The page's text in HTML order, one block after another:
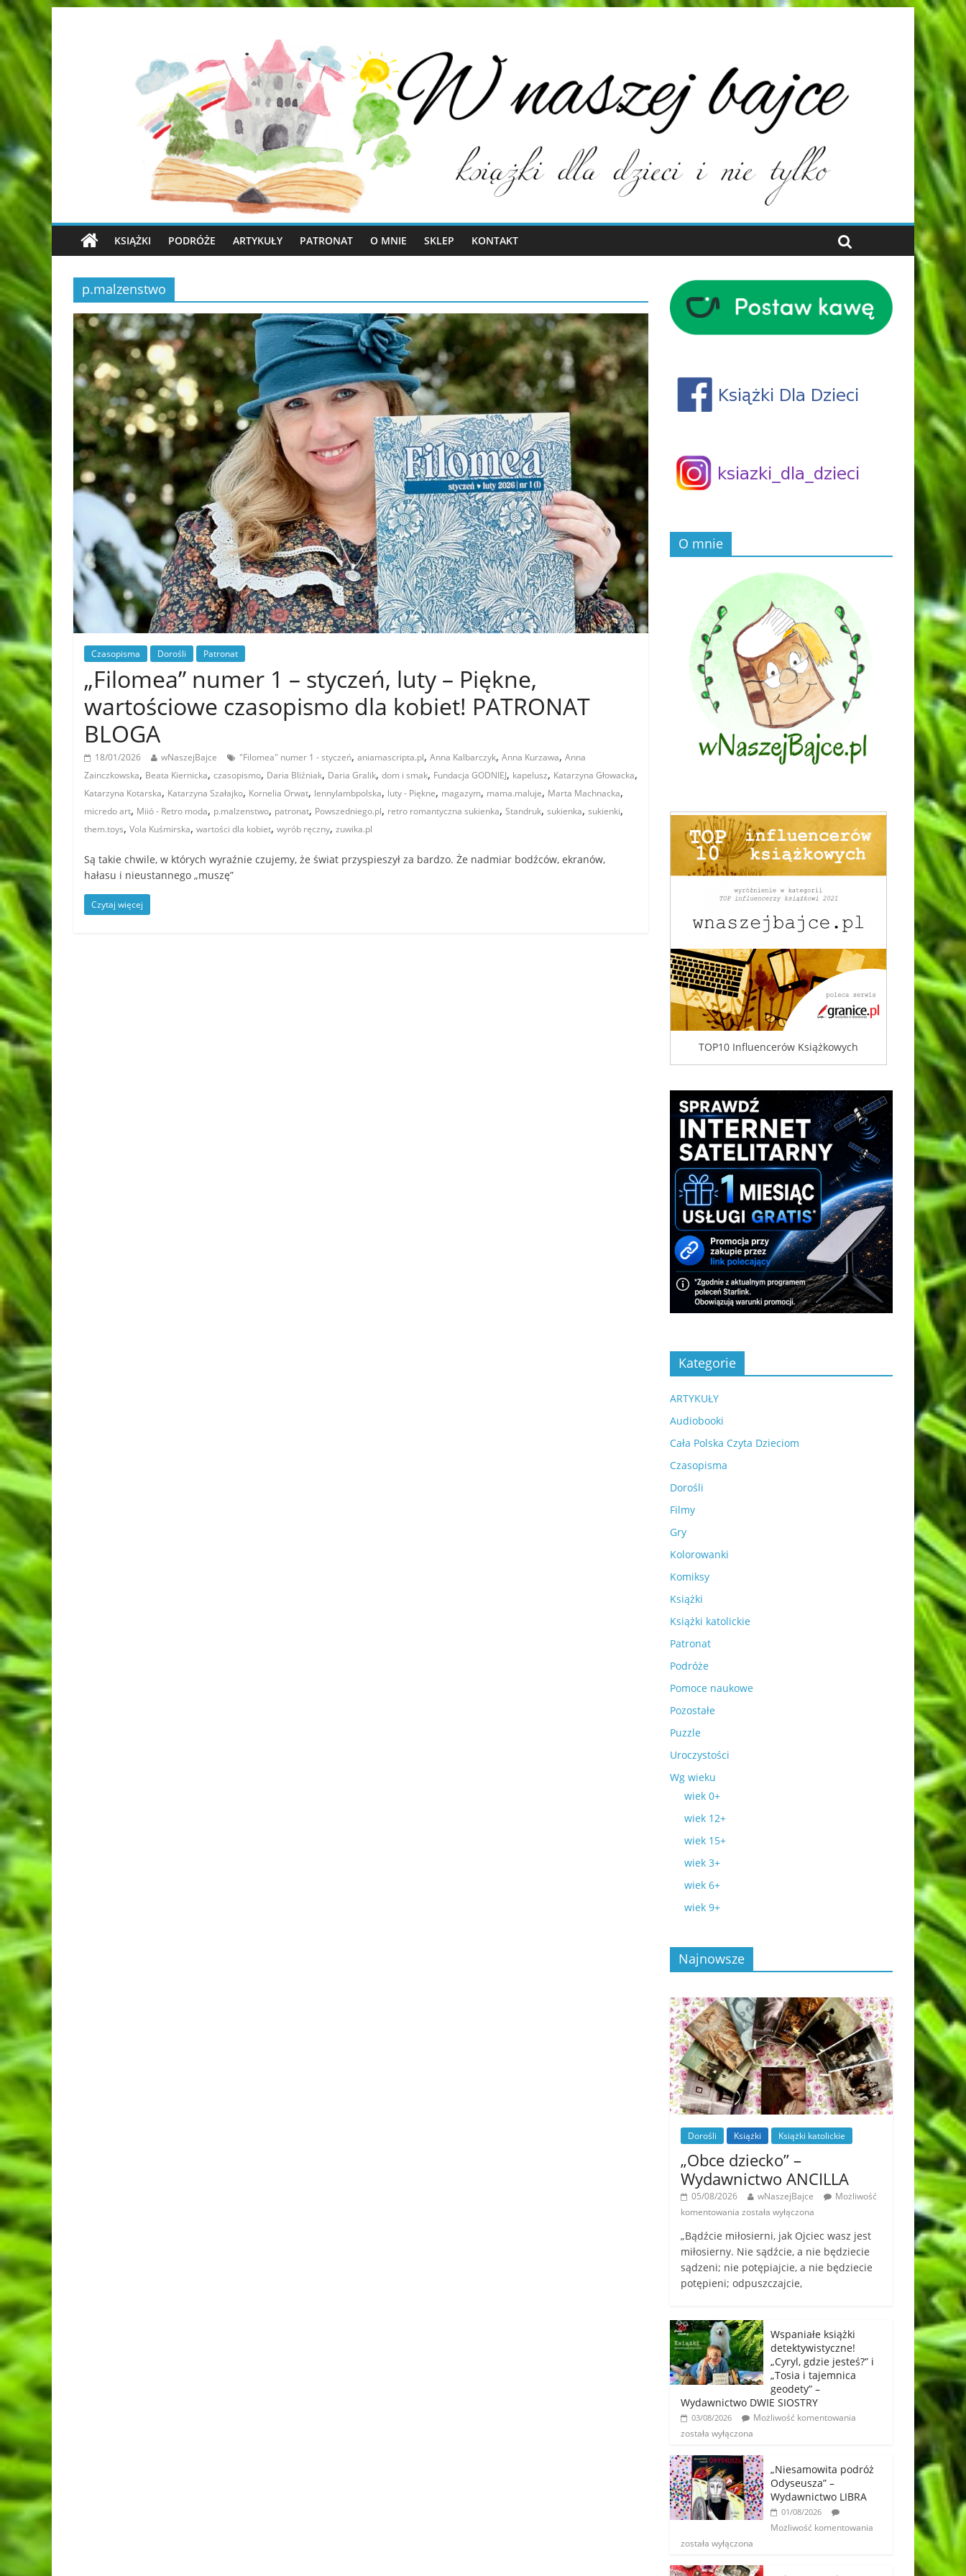
KSIĄŻKI PODRÓŻE ARTYKUŁY PATRONAT O MNIE SKLEP KONTAKT
p.malzenstwo
Czasopisma Dorośli Patronat
„Filomea” numer 1 – styczeń, luty – Piękne,
wartościowe czasopismo dla kobiet! PATRONAT
BLOGA
18/01/2026 wNaszejBajce "Filomea" numer 1 - styczeń, aniamascripta.pl, Anna Kalbarczyk, Anna Kurzawa, Anna
Zainczkowska, Beata Kiernicka, czasopismo, Daria Bliźniak, Daria Gralik, dom i smak, Fundacja GODNIEJ, kapelusz, Katarzyna Głowacka,
Katarzyna Kotarska, Katarzyna Szałajko, Kornelia Orwat, lennylambpolska, luty - Piękne, magazym, mama.maluje, Marta Machnacka,
micredo art, Miió - Retro moda, p.malzenstwo, patronat, Powszedniego.pl, retro romantyczna sukienka, Standruk, sukienka, sukienki,
them.toys, Vola Kuśmirska, wartości dla kobiet, wyrób ręczny, zuwika.pl
Są takie chwile, w których wyraźnie czujemy, że świat przyspieszył za bardzo. Że nadmiar bodźców, ekranów,
hałasu i nieustannego „muszę”
Czytaj więcej
O mnie
TOP10 Influencerów Książkowych
Kategorie
ARTYKUŁY
Audiobooki
Cała Polska Czyta Dzieciom
Czasopisma
Dorośli
Filmy
Gry
Kolorowanki
Komiksy
Książki
Książki katolickie
Patronat
Podróże
Pomoce naukowe
Pozostałe
Puzzle
Uroczystości
Wg wieku
wiek 0+
wiek 12+
wiek 15+
wiek 3+
wiek 6+
wiek 9+
Najnowsze
Dorośli Książki Książki katolickie
„Obce dziecko” –
Wydawnictwo ANCILLA
05/08/2026 wNaszejBajce
Możliwość
komentowania została wyłączona
„Bądźcie miłosierni, jak Ojciec wasz jest
miłosierny. Nie sądźcie, a nie będziecie
sądzeni; nie potępiajcie, a nie będziecie
potępieni; odpuszczajcie,
Wspaniałe książki
detektywistyczne!
„Cyryl, gdzie jesteś?” i
„Tosia i tajemnica
geodety” –
Wydawnictwo DWIE SIOSTRY
03/08/2026
Możliwość komentowania
została wyłączona
„Niesamowita podróż
Odyseusza” –
Wydawnictwo LIBRA
01/08/2026
Możliwość komentowania
została wyłączona